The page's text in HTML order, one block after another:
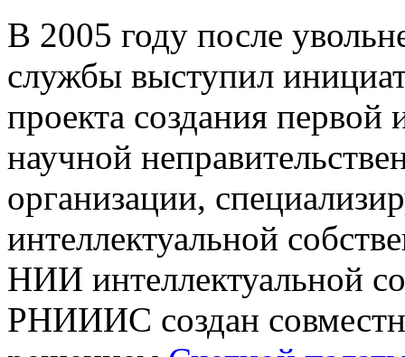
В 2005 году после
службы выступил
проекта создания
научной
организации,
интеллектуальной
НИИ интеллектуальной
РНИИИС создан